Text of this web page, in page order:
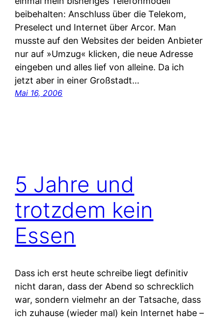
beibehalten: Anschluss über die Telekom,
Preselect und Internet über Arcor. Man
musste auf den Websites der beiden Anbieter
nur auf »Umzug« klicken, die neue Adresse
eingeben und alles lief von alleine. Da ich
jetzt aber in einer Großstadt…
Mai 16, 2006
5 Jahre und
trotzdem kein
Essen
Dass ich erst heute schreibe liegt definitiv
nicht daran, dass der Abend so schrecklich
war, sondern vielmehr an der Tatsache, dass
ich zuhause (wieder mal) kein Internet habe –